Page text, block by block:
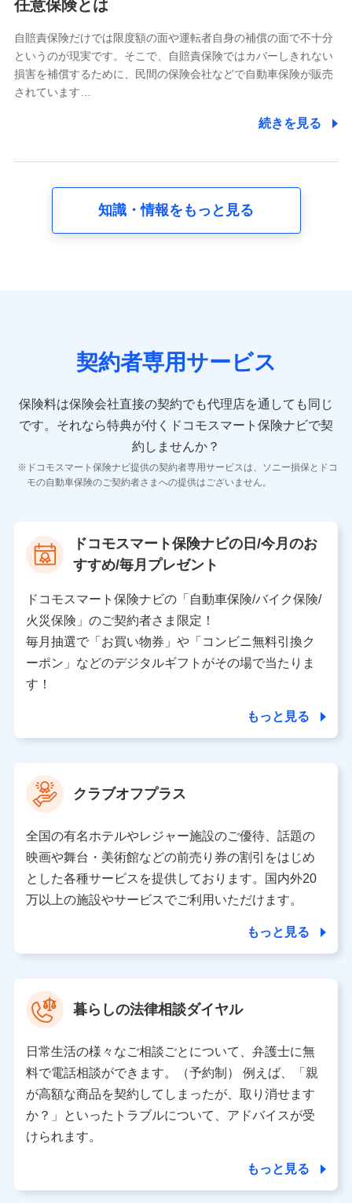
当社又は株式会社NTTドコモが提供する各種サービスな
又は株式会社NTTドコモが提供する各種サービスのご契
約状態・ご利用履歴インターネット利用時の行動に関す
る情報、アプリケーション利用時の行動に関する情報、
購入されたサービスや商品の名称・購入場所・決済に関
する情報、アンケートの回答に関する情報などが含まれ
の内容、保険料、保険料のお支払方法、車のメーカーや
走行距離などの情報、建物の構造や築年数などの情報、
険契約に関する情報。例として、保険契約者及び被保険
者の氏名、住所、生年月日、性別、保険契約者と被保険
報、建物の構造や築年数などの情報、ペットの種類や年
齢などの情報などが含まれます。
【共同して利用する者の範囲】
当社
当社又は株式会社NTTドコモが提供する保険関連サービ
スにおけるユーザ登録受付および管理のため
を受けている保険会社・提携会社の保険その他に関する
情報を提供するため、また維持管理等の委託業務遂行の
ため、またそれらに付帯、関連する当社、株式会社NTT
ドコモおよび提携会社のサービスを案内、提供するため
（各サービスで取得したサービス利用履歴、ウェブサイ
トの閲覧履歴、購買履歴、ご契約内容等のパーソナルデ
ータを分析して、お客さまの趣味・嗜好・傾向に応じた
上記に係る案内・手続き・管理等付帯業務を行うため
【当該個人データの管理について責任を有する者の名称・住
所・代表者名】
当該個人データを取り扱う各共同利用者（詳細は次のとお
り）
東京都千代田区永田町2丁目11番1号 山王パークタワー
株式会社NTTドコモ 代表取締役社長 前田 義晃
東京都中央区日本橋人形町2-14-10 アーバンネット日本橋
ビル 3F
※ 当社および株式会社NTTドコモは、お客さまの情報を利
データ憲章」に定める行動原則を順守します 。
※ パーソナルデータダッシュボードの「第三者提供の管
理」の設定状態にかかわらず、共同利用する場合がありま
※ dポイントクラブ会員ではないお客さま（2019年12月11
日以降、一度もdポイントクラブ会員であったことがないお
個人データは、こちら の利用目的の範囲内に限って共同利
用します。
任意保険とは
自賠責保険だけでは限度額の面や運転者自身の補償の面で不十分
というのが現実です。そこで、自賠責保険ではカバーしきれない
損害を補償するために、民間の保険会社などで自動車保険が販売
されています…
続きを見る
知識・情報をもっと見る
契約者専用サービス
保険料は保険会社直接の契約でも代理店を通しても同じ
です。 それなら特典が付くドコモスマート保険ナビで契
約しませんか？
ドコモスマート保険ナビ提供の契約者専用サービスは、ソニー損保とドコ
モの自動車保険のご契約者さまへの提供はございません。
ドコモスマート保険ナビの日/今月のお
すすめ/毎月プレゼント
ドコモスマート保険ナビの「自動車保険/バイク保険/
火災保険」のご契約者さま限定！
毎月抽選で「お買い物券」や「コンビニ無料引換ク
ーポン」などのデジタルギフトがその場で当たりま
す！
もっと見る
クラブオフプラス
全国の有名ホテルやレジャー施設のご優待、話題の
映画や舞台・美術館などの前売り券の割引をはじめ
とした各種サービスを提供しております。国内外20
万以上の施設やサービスでご利用いただけます。
もっと見る
暮らしの法律相談ダイヤル
日常生活の様々なご相談ごとについて、弁護士に無
料で電話相談ができます。（予約制） 例えば、「親
が高額な商品を契約してしまったが、取り消せます
か？」といったトラブルについて、アドバイスが受
けられます。
もっと見る